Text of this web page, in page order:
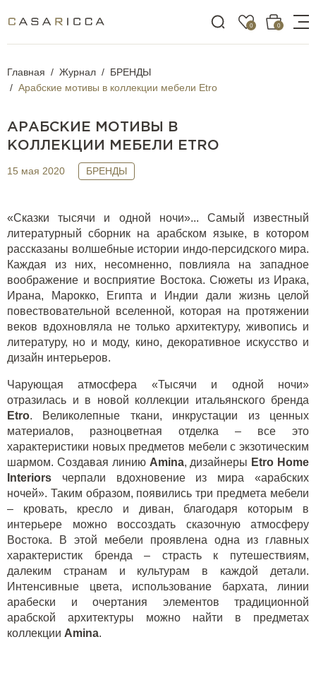
0 0
Главная Журнал
БРЕНДЫ
Арабские мотивы в коллекции мебели Etro
АРАБСКИЕ МОТИВЫ В
КОЛЛЕКЦИИ МЕБЕЛИ ETRO
15 мая 2020 БРЕНДЫ
«Сказки тысячи и одной ночи»... Самый известный
литературный сборник на арабском языке, в котором
рассказаны волшебные истории индо-персидского мира.
Каждая из них, несомненно, повлияла на западное
воображение и восприятие Востока. Сюжеты из Ирака,
Ирана, Марокко, Египта и Индии дали жизнь целой
повествовательной вселенной, которая на протяжении
веков вдохновляла не только архитектуру, живопись и
литературу, но и моду, кино, декоративное искусство и
дизайн интерьеров.
Чарующая атмосфера «Тысячи и одной ночи»
отразилась и в новой коллекции итальянского бренда
Etro. Великолепные ткани, инкрустации из ценных
материалов, разноцветная отделка – все это
характеристики новых предметов мебели с экзотическим
шармом. Создавая линию Amina, дизайнеры Etro Home
Interiors черпали вдохновение из мира «арабских
ночей». Таким образом, появились три предмета мебели
– кровать, кресло и диван, благодаря которым в
интерьере можно воссоздать сказочную атмосферу
Востока. В этой мебели проявлена одна из главных
характеристик бренда – страсть к путешествиям,
далеким странам и культурам в каждой детали.
Интенсивные цвета, использование бархата, линии
арабески и очертания элементов традиционной
арабской архитектуры можно найти в предметах
коллекции Amina.